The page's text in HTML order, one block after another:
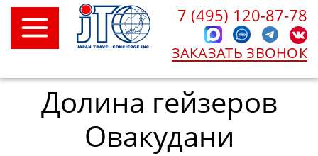
7 (495) 120-87-78
ЗАКАЗАТЬ ЗВОНОК
Долина гейзеров
Овакудани